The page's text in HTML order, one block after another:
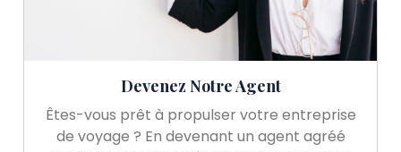
Devenez Notre Agent
Êtes-vous prêt à propulser votre entreprise
de voyage ? En devenant un agent agréé